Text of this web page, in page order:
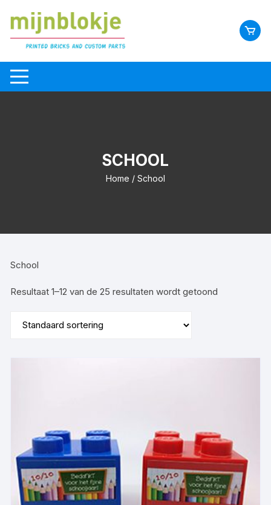
SCHOOL
Home / School
School
Resultaat 1–12 van de 25 resultaten wordt getoond